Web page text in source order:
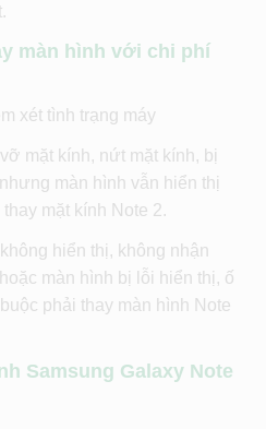
màn hình với chi phí
xét tình trạng máy
mặt kính, nứt mặt kính, bị
màn hình vẫn hiển thị
mặt kính Note 2.
hiển thị, không nhận
màn hình bị lỗi hiển thị, ố
phải thay màn hình Note
Samsung Galaxy Note